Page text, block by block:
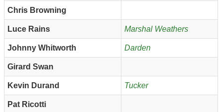
Chris Browning
Luce Rains Marshal Weathers
Johnny Whitworth Darden
Girard Swan
Kevin Durand Tucker
Pat Ricotti